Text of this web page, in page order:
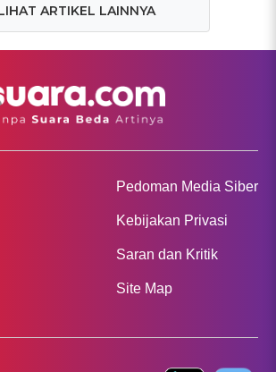
ARTIKEL LAINNYA
Pedoman Media Siber
Kebijakan Privasi
Saran dan Kritik
Site Map